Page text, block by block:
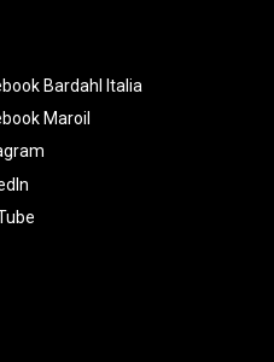
Bardahl Italia
Maroil